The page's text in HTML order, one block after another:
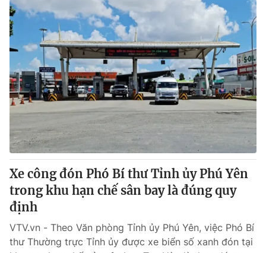
Xe công đón Phó Bí thư Tỉnh ủy Phú Yên
trong khu hạn chế sân bay là đúng quy
định
VTV.vn - Theo Văn phòng Tỉnh ủy Phú Yên, việc Phó Bí
thư Thường trực Tỉnh ủy được xe biển số xanh đón tại